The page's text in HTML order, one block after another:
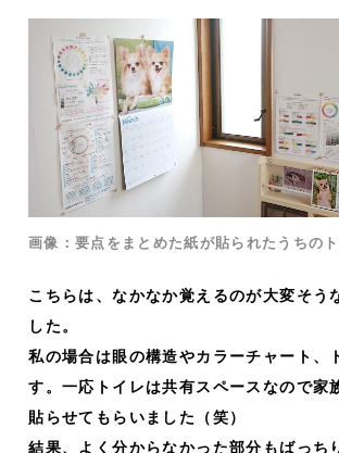
画像：要点をまとめた紙が貼られたうちの
こちらは、なかなか覚えるのが大変そう
した。
私の場合は眼の構造やカラーチャート、
す。一応トイレは共有スペースなので家
貼らせてもらいました（笑）
結果、よく分からなかった部分もばっち